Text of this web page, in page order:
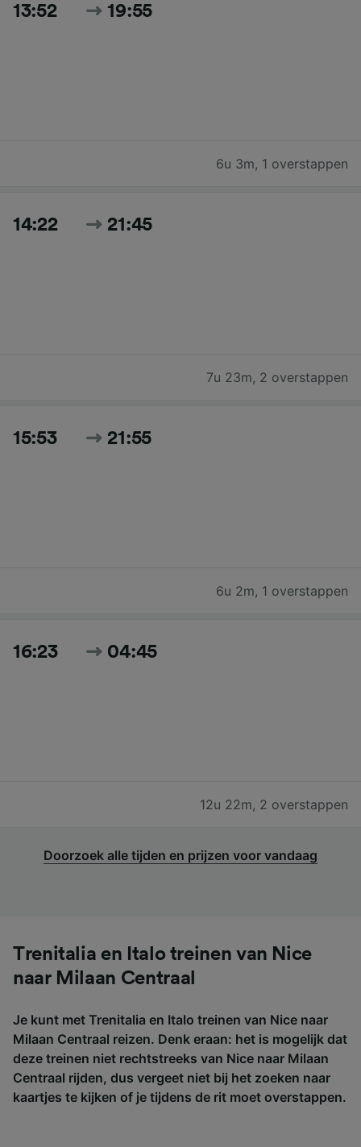
13:52 19:55
6u 3m, 1 overstappen
14:22 21:45
7u 23m, 2 overstappen
15:53 21:55
6u 2m, 1 overstappen
16:23 04:45
12u 22m, 2 overstappen
Doorzoek alle tijden en prijzen voor vandaag
Trenitalia en Italo treinen van Nice
naar Milaan Centraal
Je kunt met Trenitalia en Italo treinen van Nice naar
Milaan Centraal reizen. Denk eraan: het is mogelijk dat
deze treinen niet rechtstreeks van Nice naar Milaan
Centraal rijden, dus vergeet niet bij het zoeken naar
kaartjes te kijken of je tijdens de rit moet overstappen.